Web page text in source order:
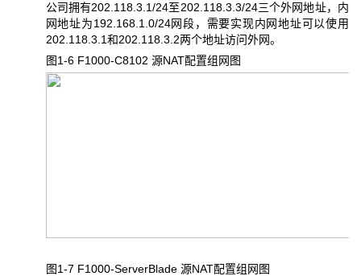
公司拥有202.118.3.1/24至202.118.3.3/24三个外网地址，内
网地址为192.168.1.0/24网段，需要实现内网地址可以使用
202.118.3.1和202.118.3.2两个地址访问外网。
图1-6 F1000-C8102 源NAT配置组网图
图1-7 F1000-ServerBlade 源NAT配置组网图